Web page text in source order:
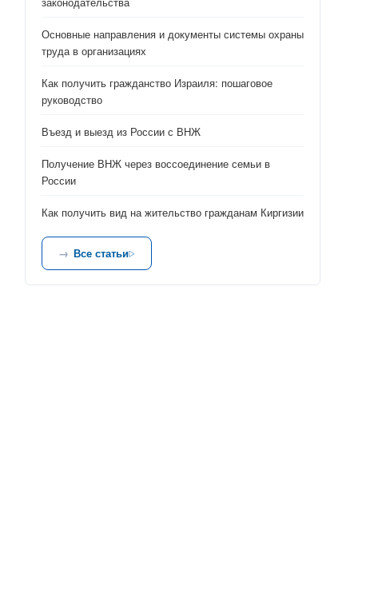
Основные направления и документы системы охраны
труда в организациях
Как получить гражданство Израиля: пошаговое
руководство
Въезд и выезд из России с ВНЖ
Получение ВНЖ через воссоединение семьи в
России
Как получить вид на жительство гражданам Киргизии
Все статьи